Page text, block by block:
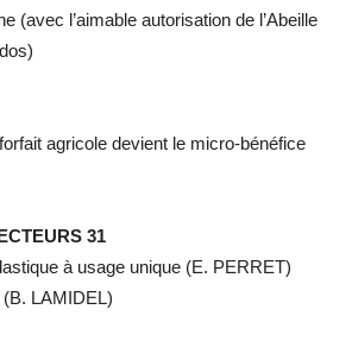
(avec l’aimable autorisation de l’Abeille
agricole devient le micro-bénéfice
31
à usage unique (E. PERRET)
LAMIDEL)